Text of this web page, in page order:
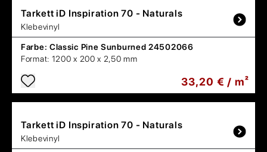
Tarkett iD Inspiration 70 - Naturals
Klebevinyl
Farbe: Classic Pine Sunburned 24502066
Format: 1200 x 200 x 2,50 mm
33,20 € / m²
Tarkett iD Inspiration 70 - Naturals
Klebevinyl